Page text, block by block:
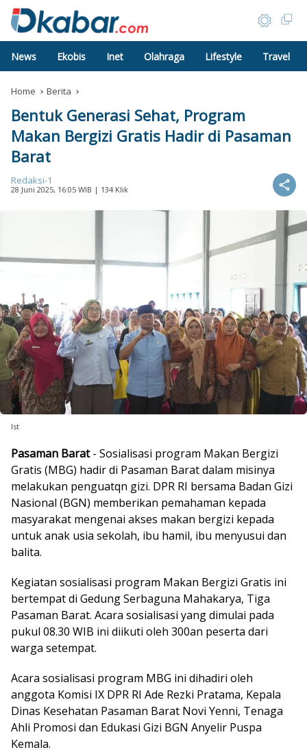
News Ekobis Inet Olahraga Lifestyle Travel
Home Berita
Bentuk Generasi Sehat, Program
Makan Bergizi Gratis Hadir di Pasaman
Barat
Redaksi-1
28 Juni 2025, 16:05 WIB | 134 Klik
Ist
Pasaman Barat- Sosialisasi program Makan Bergizi
Gratis (MBG) hadir di Pasaman Barat dalam misinya
melakukan penguatqn gizi. DPR RI bersama Badan Gizi
Nasional (BGN) memberikan pemahaman kepada
masyarakat mengenai akses makan bergizi kepada
untuk anak usia sekolah, ibu hamil, ibu menyusui dan
balita.
Kegiatan sosialisasi program Makan Bergizi Gratis ini
bertempat di Gedung Serbaguna Mahakarya, Tiga
Pasaman Barat. Acara sosialisasi yang dimulai pada
pukul 08.30 WIB ini diikuti oleh 300an peserta dari
warga setempat.
Acara sosialisasi program MBG ini dihadiri oleh
anggota Komisi IX DPR RI Ade Rezki Pratama, Kepala
Dinas Kesehatan Pasaman Barat Novi Yenni, Tenaga
Ahli Promosi dan Edukasi Gizi BGN Anyelir Puspa
Kemala.